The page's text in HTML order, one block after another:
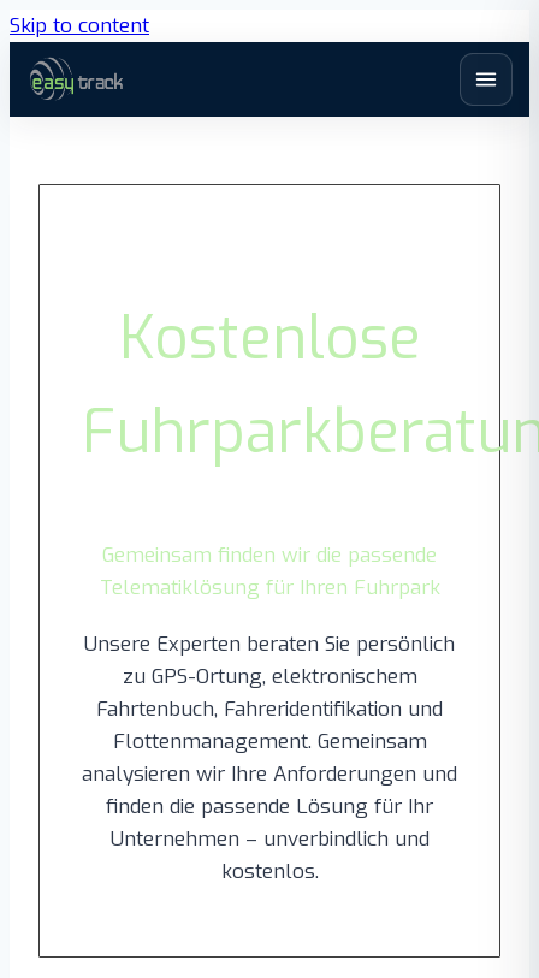
Skip to content
Kostenlose
Gemeinsam finden wir die passende
Telematiklösung für Ihren Fuhrpark
Unsere Experten beraten Sie persönlich
zu GPS-Ortung, elektronischem
Fahrtenbuch, Fahreridentifikation und
Flottenmanagement. Gemeinsam
analysieren wir Ihre Anforderungen und
finden die passende Lösung für Ihr
Unternehmen – unverbindlich und
kostenlos.